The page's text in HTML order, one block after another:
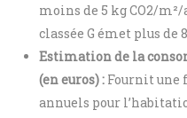
moins de 5 kg CO2/
classée G émet plus de
Estimation de la
(en euros) : Fournit une
annuels pour